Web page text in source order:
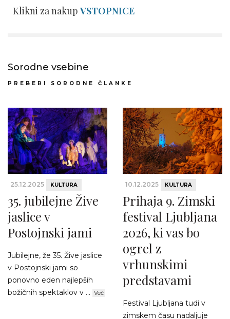
Klikni za nakupVSTOPNICE
Sorodne vsebine
PREBERI SORODNE ČLANKE
25.12.2025 KULTURA
35. jubilejne Žive
jaslice v
Postojnski jami
Jubilejne, že 35. Žive jaslice
v Postojnski jami so
ponovno eden najlepših
božičnih spektaklov v ... Več
10.12.2025 KULTURA
Prihaja 9. Zimski
festival Ljubljana
2026, ki vas bo
ogrel z
vrhunskimi
predstavami
Festival Ljubljana tudi v
zimskem času nadaljuje